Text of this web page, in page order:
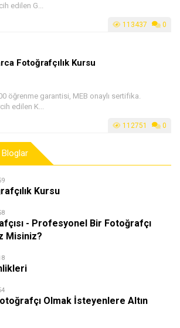
edilen G...
113437 0
Fotoğrafçılık Kursu
öğrenme garantisi, MEB onaylı sertifika.
edilen K...
112751 0
Kursu
- Profesyonel Bir Fotoğrafçı
Misiniz?
Olmak İsteyenlere Altın